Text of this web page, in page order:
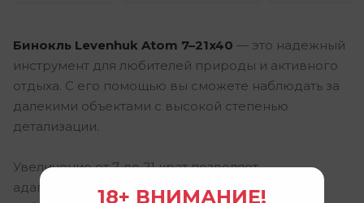
Бинокль Levenhuk Atom 7–21x40 — это надежный
инструмент для любителей природы и активного
отдыха. С его помощью вы сможете наблюдать за
далекими объектами с высокой степенью
детализации.
Увеличение от 7 до 21 крат позволяет
адаптировать бинокль под различные условия
18+ ВНИМАНИЕ!